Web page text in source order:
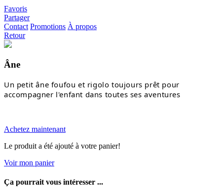
Favoris
Partager
Contact Promotions À propos
Retour
Âne
Un petit âne foufou et rigolo toujours prêt pour
accompagner l'enfant dans toutes ses aventures
Achetez maintenant
Le produit a été ajouté à votre panier!
Voir mon panier
Ça pourrait vous intéresser ...